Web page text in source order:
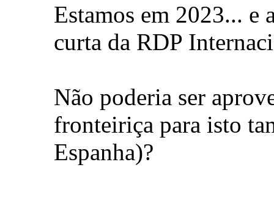
Estamos em 2023... e
curta da RDP
Não poderia ser
fronteiriça para isto
Espanha)?